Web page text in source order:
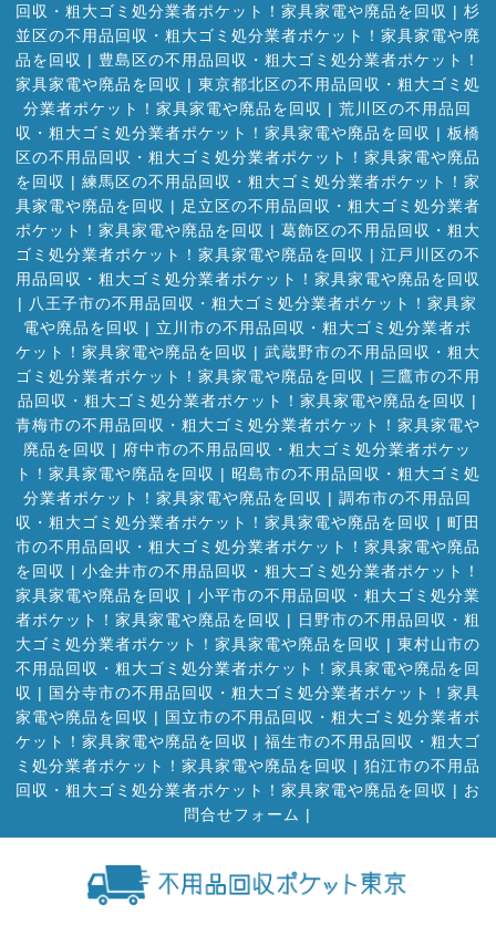
回収・粗大ゴミ処分業者ポケット！家具家電や廃品を回収 | 杉
並区の不用品回収・粗大ゴミ処分業者ポケット！家具家電や廃
品を回収 | 豊島区の不用品回収・粗大ゴミ処分業者ポケット！
家具家電や廃品を回収 | 東京都北区の不用品回収・粗大ゴミ処
分業者ポケット！家具家電や廃品を回収 | 荒川区の不用品回
収・粗大ゴミ処分業者ポケット！家具家電や廃品を回収 | 板橋
区の不用品回収・粗大ゴミ処分業者ポケット！家具家電や廃品
を回収 | 練馬区の不用品回収・粗大ゴミ処分業者ポケット！家
具家電や廃品を回収 | 足立区の不用品回収・粗大ゴミ処分業者
ポケット！家具家電や廃品を回収 | 葛飾区の不用品回収・粗大
ゴミ処分業者ポケット！家具家電や廃品を回収 | 江戸川区の不
用品回収・粗大ゴミ処分業者ポケット！家具家電や廃品を回収
| 八王子市の不用品回収・粗大ゴミ処分業者ポケット！家具家
電や廃品を回収 | 立川市の不用品回収・粗大ゴミ処分業者ポ
ケット！家具家電や廃品を回収 | 武蔵野市の不用品回収・粗大
ゴミ処分業者ポケット！家具家電や廃品を回収 | 三鷹市の不用
品回収・粗大ゴミ処分業者ポケット！家具家電や廃品を回収 |
青梅市の不用品回収・粗大ゴミ処分業者ポケット！家具家電や
廃品を回収 | 府中市の不用品回収・粗大ゴミ処分業者ポケッ
ト！家具家電や廃品を回収 | 昭島市の不用品回収・粗大ゴミ処
分業者ポケット！家具家電や廃品を回収 | 調布市の不用品回
収・粗大ゴミ処分業者ポケット！家具家電や廃品を回収 | 町田
市の不用品回収・粗大ゴミ処分業者ポケット！家具家電や廃品
を回収 | 小金井市の不用品回収・粗大ゴミ処分業者ポケット！
家具家電や廃品を回収 | 小平市の不用品回収・粗大ゴミ処分業
者ポケット！家具家電や廃品を回収 | 日野市の不用品回収・粗
大ゴミ処分業者ポケット！家具家電や廃品を回収 | 東村山市の
不用品回収・粗大ゴミ処分業者ポケット！家具家電や廃品を回
収 | 国分寺市の不用品回収・粗大ゴミ処分業者ポケット！家具
家電や廃品を回収 | 国立市の不用品回収・粗大ゴミ処分業者ポ
ケット！家具家電や廃品を回収 | 福生市の不用品回収・粗大ゴ
ミ処分業者ポケット！家具家電や廃品を回収 | 狛江市の不用品
回収・粗大ゴミ処分業者ポケット！家具家電や廃品を回収 | お
問合せフォーム |